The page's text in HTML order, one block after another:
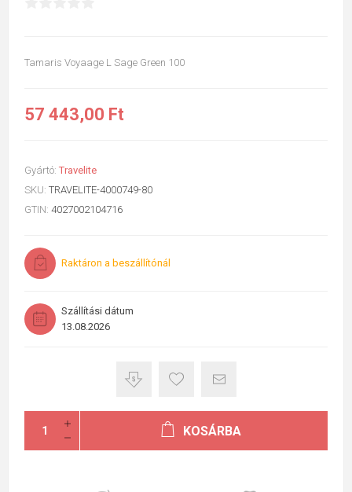
Tamaris Voyaage L Sage Green 100
57 443,00 Ft
Gyártó: Travelite
SKU: TRAVELITE-4000749-80
GTIN: 4027002104716
Raktáron a beszállítónál
Szállítási dátum
13.08.2026
KOSÁRBA